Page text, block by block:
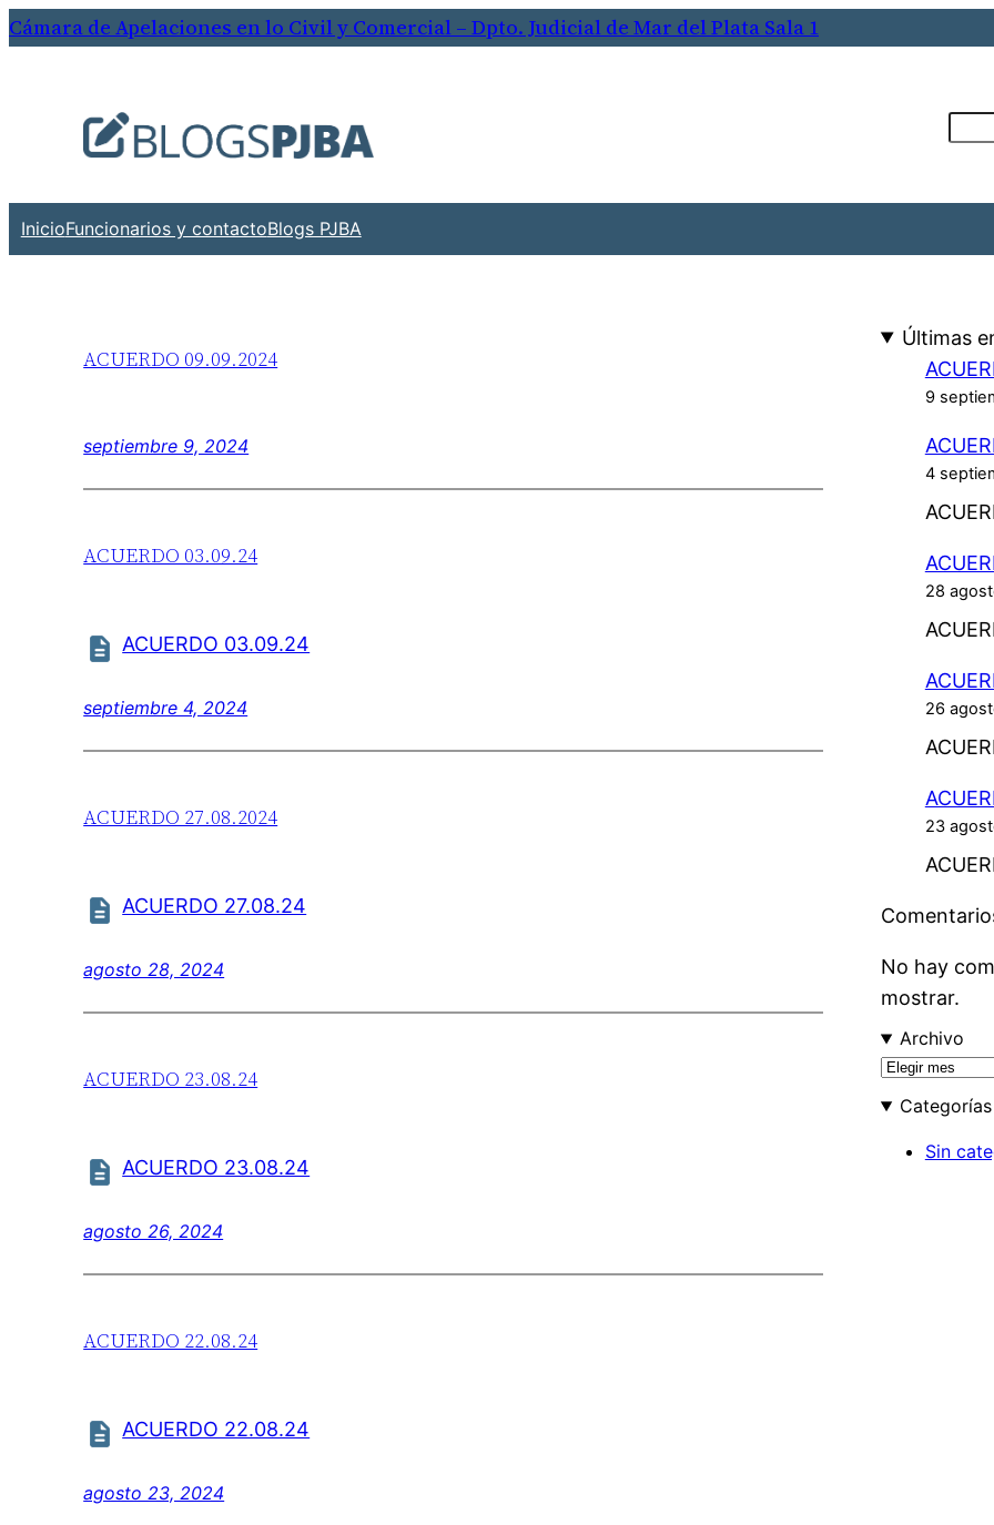
Cámara de Apelaciones en lo Civil y Comercial – Dpto. Judicial de Mar del Plata Sala 1
InicioFuncionarios y contactoBlogs PJBA
ACUERDO 09.09.2024
septiembre 9, 2024
ACUERDO 03.09.24
ACUERDO 03.09.24
septiembre 4, 2024
ACUERDO 27.08.2024
ACUERDO 27.08.24
agosto 28, 2024
ACUERDO 23.08.24
ACUERDO 23.08.24
agosto 26, 2024
ACUERDO 22.08.24
ACUERDO 22.08.24
agosto 23, 2024
Últimas
9
4
28
26
23
No hay
mostrar.
Archivo
A
Categorías
Sin